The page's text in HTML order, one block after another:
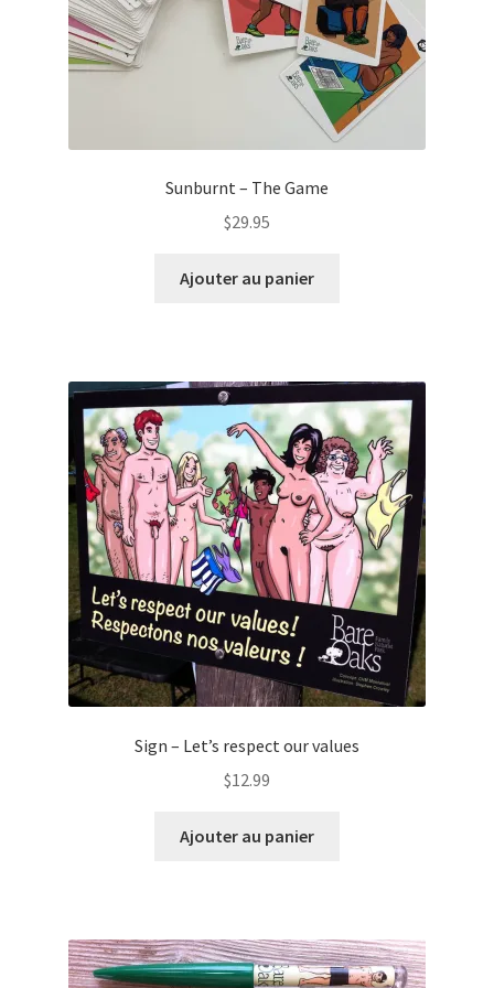
page
du
produit
Sunburnt – The Game
$29.95
Ajouter au panier
Sign – Let’s respect our values
$12.99
Ajouter au panier